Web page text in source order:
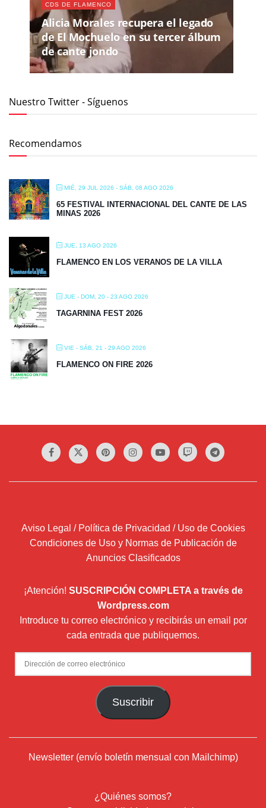
CDS DE FLAMENCO
Alicia Morales recupera el legado
de El Mochuelo en su tercer álbum
de cante jondo
Nuestro Twitter - Síguenos
Recomendamos
MIÉ, 29 JUL 2026 - SÁB, 08 AGO 2026
65 FESTIVAL INTERNACIONAL DEL CANTE DE LAS
MINAS 2026
JUE, 13 AGO 2026
FLAMENCO EN LOS VERANOS DE LA VILLA
JUE - DOM, 20 - 23 AGO 2026
TAGARNINA FEST 2026
VIE - SÁB, 21 - 29 AGO 2026
FLAMENCO ON FIRE 2026
Aviso Legal / Política de Privacidad / Uso de Cookies
Condiciones de Uso y Normas de Publicación de
Anuncios Clasificados
¡Atención! SUSCRIPCIÓN COMPLETA a través de
Wordpress.com
Introduce tu correo electrónico y recibirás un email por
cada entrada que publiquemos.
Dirección
de
Suscribir
Newsletter (envío boletín mensual con Mailchimp)
¿Quiénes somos?